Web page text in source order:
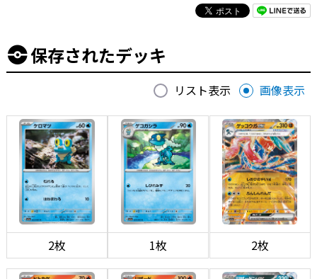
保存されたデッキ
リスト表示 画像表示
2枚 1枚 2枚